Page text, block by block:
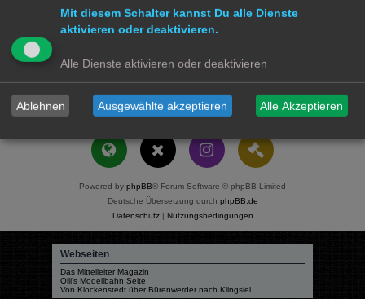
Zeichen der Beiträge anzeigen
Modellbahnforum Forum Alle Zeiten sindUTC+02:00
Powered by phpBB® Forum Software © phpBB Limited
Deutsche Übersetzung durch phpBB.de
Datenschutz| Nutzungsbedingungen
Webseiten
Das Mittelleiter Magazin
Olli's Modellbahn Seite
Von Klockenstedt über Bürenwerder nach Klingsiel
Mit diesem Schalter kannst Du alle Dienste
aktivieren oder deaktivieren.
Alle Dienste aktivieren oder deaktivieren
Ablehnen Ausgewählte akzeptieren Alle Akzeptieren